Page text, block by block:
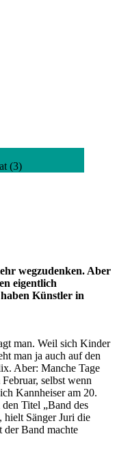
(3)
wegzudenken. Aber
eigentlich
Künstler in
man. Weil sich Kinder
man ja auch auf den
Aber: Manche Tage
selbst wenn
Kannheiser am 20.
Titel „Band des
hielt Sänger Juri die
der Band machte